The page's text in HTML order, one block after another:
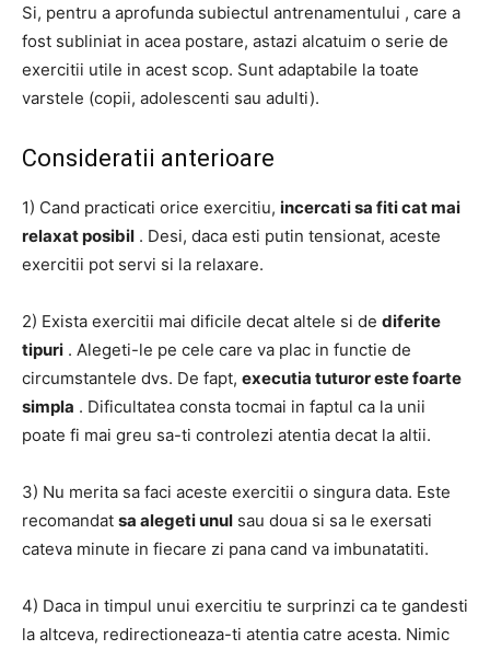
Si, pentru a aprofunda subiectul antrenamentului , care a
fost subliniat in acea postare, astazi alcatuim o serie de
exercitii utile in acest scop. Sunt adaptabile la toate
varstele (copii, adolescenti sau adulti).
Consideratii anterioare
1) Cand practicati orice exercitiu, incercati sa fiti cat mai
relaxat posibil . Desi, daca esti putin tensionat, aceste
exercitii pot servi si la relaxare.
2) Exista exercitii mai dificile decat altele si de diferite
tipuri . Alegeti-le pe cele care va plac in functie de
circumstantele dvs. De fapt, executia tuturor este foarte
simpla . Dificultatea consta tocmai in faptul ca la unii
poate fi mai greu sa-ti controlezi atentia decat la altii.
3) Nu merita sa faci aceste exercitii o singura data. Este
recomandat sa alegeti unul sau doua si sa le exersati
cateva minute in fiecare zi pana cand va imbunatatiti.
4) Daca in timpul unui exercitiu te surprinzi ca te gandesti
la altceva, redirectioneaza-ti atentia catre acesta. Nimic